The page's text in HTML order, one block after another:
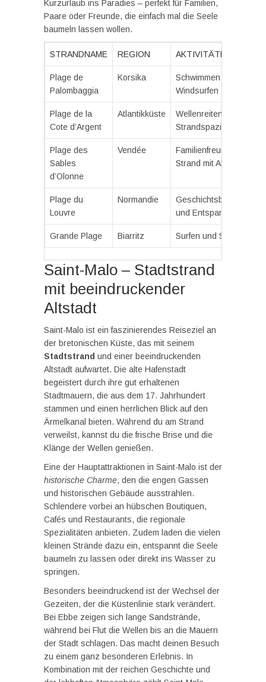
Kurzurlaub ins Paradies – perfekt für Familien,
Paare oder Freunde, die einfach mal die Seele
baumeln lassen wollen.
STRANDNAME REGION AKTIVITÄTEN
Plage de
Palombaggia
Korsika
Schwimmen und
Windsurfen
Plage de la
Cote d’Argent
Atlantikküste
Wellenreiten und
Strandspaziergänge
Plage des
Sables
d’Olonne
Vendée
Familienfreundlicher
Strand mit Aktivitäten
Plage du
Louvre
Normandie
und Entspannung
Grande Plage Biarritz Surfen und
Saint-Malo – Stadtstrand
mit beeindruckender
Altstadt
Saint-Malo ist ein faszinierendes Reiseziel an
der bretonischen Küste, das mit seinem
Stadtstrand und einer beeindruckenden
Altstadt aufwartet. Die alte Hafenstadt
begeistert durch ihre gut erhaltenen
Stadtmauern, die aus dem 17. Jahrhundert
stammen und einen herrlichen Blick auf den
Ärmelkanal bieten. Während du am Strand
verweilst, kannst du die frische Brise und die
Klänge der Wellen genießen.
Eine der Hauptattraktionen in Saint-Malo ist der
historische Charme, den die engen Gassen
und historischen Gebäude ausstrahlen.
Schlendere vorbei an hübschen Boutiquen,
Cafés und Restaurants, die regionale
Spezialitäten anbieten. Zudem laden die vielen
kleinen Strände dazu ein, entspannt die Seele
baumeln zu lassen oder direkt ins Wasser zu
springen.
Besonders beeindruckend ist der Wechsel der
Gezeiten, der die Küstenlinie stark verändert.
Bei Ebbe zeigen sich lange Sandstrände,
während bei Flut die Wellen bis an die Mauern
der Stadt schlagen. Das macht deinen Besuch
zu einem ganz besonderen Erlebnis. In
Kombination mit der reichen Geschichte und